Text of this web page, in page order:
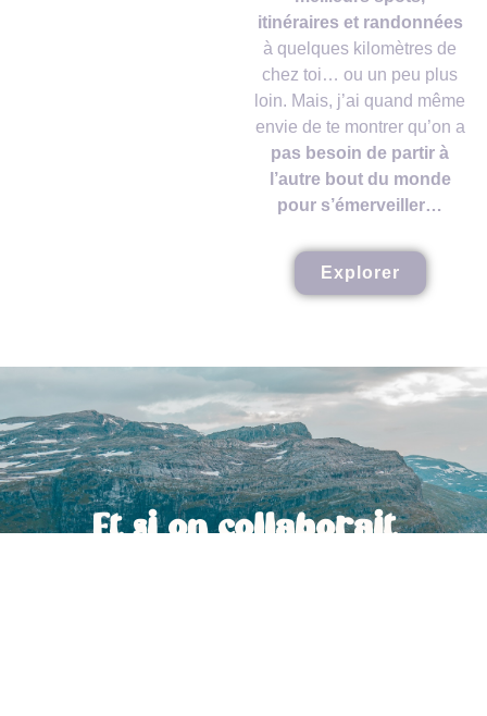
itinéraires et randonnées
à quelques kilomètres de
chez toi… ou un peu plus
loin. Mais, j’ai quand même
envie de te montrer qu’on a
pas besoin de partir à
l’autre bout du monde
pour s’émerveiller…
Explorer
Et si on collaborait